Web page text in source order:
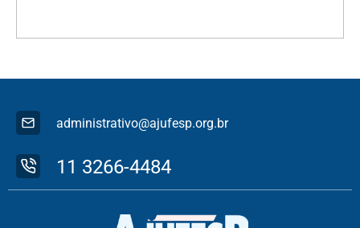
administrativo@ajufesp.org.br
11 3266-4484